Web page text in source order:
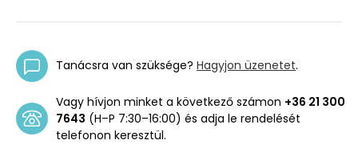
Tanácsra van szüksége? Hagyjon üzenetet.
Vagy hívjon minket a következő számon +36 21 300
7643 (H–P 7:30–16:00) és adja le rendelését
telefonon keresztül.